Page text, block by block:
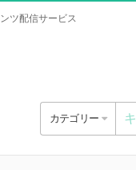
ツ配信サービス
カテゴリー